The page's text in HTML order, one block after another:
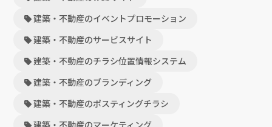
建築・不動産のイベントプロモーション
建築・不動産のサービスサイト
建築・不動産のチラシ位置情報システム
建築・不動産のブランディング
建築・不動産のポスティングチラシ
建築・不動産のマーケティング